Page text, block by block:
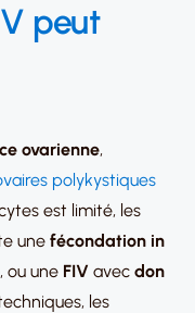
peut
ovarienne,
polykystiques
est limité, les
une fécondation in
ou une FIV avec don
les